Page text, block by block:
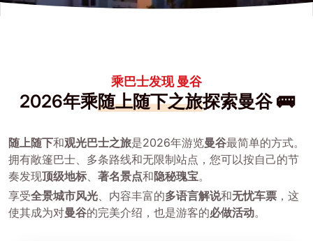
乘巴士发现 曼谷
2026年乘随上随下之旅探索曼谷 🚌
随上随下和观光巴士之旅是2026年游览曼谷最简单的方式。
拥有敞篷巴士、多条路线和无限制站点，您可以按自己的节
奏发现顶级地标、 著名景点和隐秘瑰宝。
享受全景城市风光、内容丰富的多语言解说和无忧车票 ，这
使其成为对曼谷的完美介绍，也是游客的必做活动。